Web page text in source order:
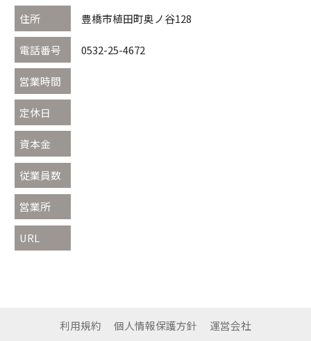
住所 豊橋市植田町奥ノ谷128
電話番号 0532-25-4672
営業時間
定休日
資本金
従業員数
営業所
URL
利用規約 個人情報保護方針 運営会社